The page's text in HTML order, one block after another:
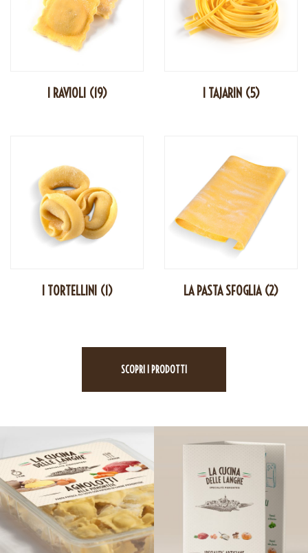
I RAVIOLI (19) I TAJARIN (5)
I TORTELLINI (1) LA PASTA SFOGLIA (2)
SCOPRI I PRODOTTI